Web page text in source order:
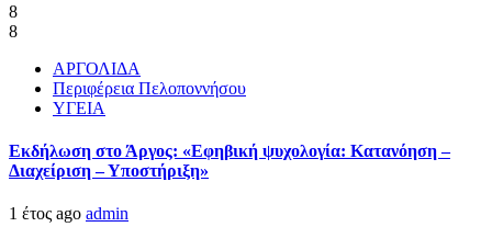
8
8
ΑΡΓΟΛΙΔΑ
Περιφέρεια Πελοποννήσου
ΥΓΕΙΑ
Εκδήλωση στο Άργος: «Εφηβική ψυχολογία: Κατανόηση –
Διαχείριση – Υποστήριξη»
1 έτος ago admin